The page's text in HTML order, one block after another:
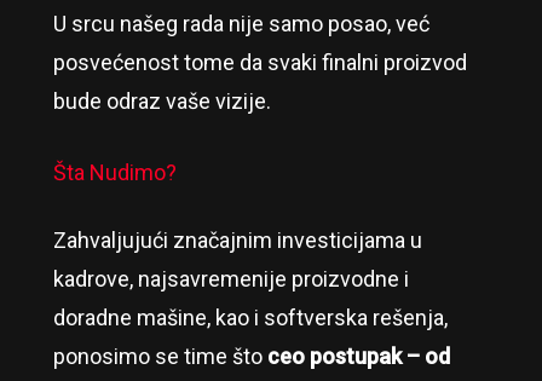
U srcu našeg rada nije samo posao, već
posvećenost tome da svaki finalni proizvod
bude odraz vaše vizije.
Šta Nudimo?
Zahvaljujući značajnim investicijama u
kadrove, najsavremenije proizvodne i
doradne mašine, kao i softverska rešenja,
ponosimo se time što ceo postupak – od